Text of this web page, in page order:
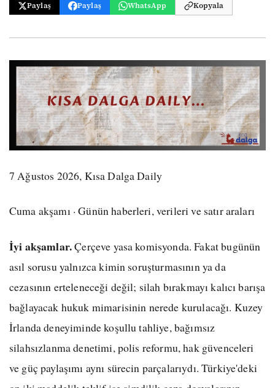
Paylaş Paylaş WhatsApp Kopyala
7 Ağustos 2026, Kısa Dalga Daily
Cuma akşamı · Günün haberleri, verileri ve satır araları
İyi akşamlar.Çerçeve yasa komisyonda. Fakat bugünün
asıl sorusu yalnızca kimin soruşturmasının ya da
cezasının erteleneceği değil; silah bırakmayı kalıcı barışa
bağlayacak hukuk mimarisinin nerede kurulacağı. Kuzey
İrlanda deneyiminde koşullu tahliye, bağımsız
silahsızlanma denetimi, polis reformu, hak güvenceleri
ve güç paylaşımı aynı sürecin parçalarıydı. Türkiye'deki